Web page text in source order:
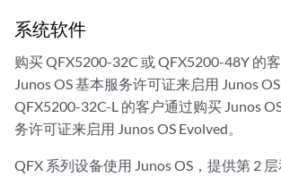
系统软件
购买 QFX5200-32C 或 QFX5200-48Y 的
Junos OS 基本服务许可证来启用 Junos
QFX5200-32C-L 的客户通过购买 Junos
务许可证来启用 Junos OS Evolved。
QFX 系列设备使用 Junos OS，提供第 2 层